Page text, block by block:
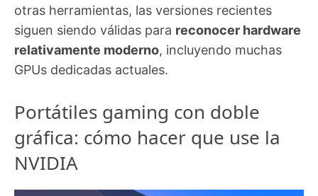
otras herramientas, las versiones recientes
siguen siendo válidas para reconocer hardware
relativamente moderno, incluyendo muchas
GPUs dedicadas actuales.
Portátiles gaming con doble
gráfica: cómo hacer que use la
NVIDIA